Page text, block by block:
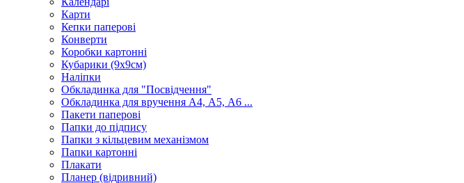
Карти
Кепки паперові
Конверти
Коробки картонні
Кубарики (9х9см)
Наліпки
Обкладинка для "Посвідчення"
Обкладинка для вручення А4, А5, А6 ...
Пакети паперові
Папки до підпису
Папки з кільцевим механізмом
Папки картонні
Плакати
Планер (відривний)